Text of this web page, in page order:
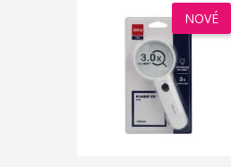
NOVÉ